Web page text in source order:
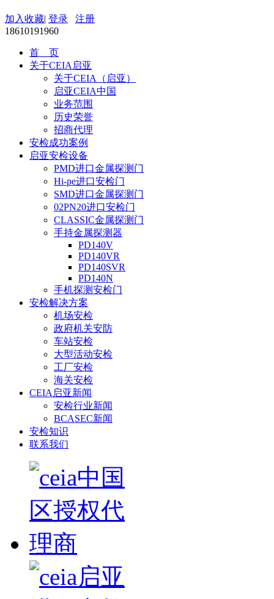
加入收藏| 登录
注册
18610191960
首 页
关于CEIA启亚
关于CEIA（启亚）
启亚CEIA中国
业务范围
历史荣誉
招商代理
安检成功案例
启亚安检设备
PMD进口金属探测门
Hi-pe进口安检门
SMD进口金属探测门
02PN20进口安检门
CLASSIC金属探测门
手持金属探测器
PD140V
PD140VR
PD140SVR
PD140N
手机探测安检门
安检解决方案
机场安检
政府机关安防
车站安检
大型活动安检
工厂安检
海关安检
CEIA启亚新闻
安检行业新闻
BCASEC新闻
安检知识
联系我们